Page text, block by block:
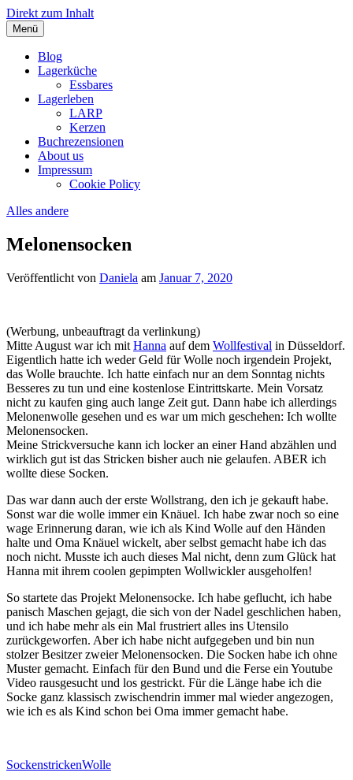
Direkt zum Inhalt
DragonDanielas Hobbyblog
Blog über LARP, Lagerküche und Lagerleben.
Menü
Blog
Lagerküche
Essbares
Lagerleben
LARP
Kerzen
Buchrezensionen
About us
Impressum
Cookie Policy
Alles andere
Melonensocken
Veröffentlicht von Daniela am Januar 7, 2020
(Werbung, unbeauftragt da verlinkung)
Mitte August war ich mit Hanna auf dem Wollfestival in Düsseldorf.
Eigentlich hatte ich weder Geld für Wolle noch irgendein Projekt,
das Wolle brauchte. Ich hatte einfach nur an dem Sonntag nichts
Besseres zu tun und eine kostenlose Eintrittskarte. Mein Vorsatz
nicht zu kaufen ging auch lange Zeit gut. Dann habe ich allerdings
Melonenwolle gesehen und es war um mich geschehen: Ich wollte
Melonensocken.
Meine Strickversuche kann ich locker an einer Hand abzählen und
wirklich gut ist das Stricken bisher auch nie gelaufen. ABER ich
wollte diese Socken.
Das war dann auch der erste Wollstrang, den ich je gekauft habe.
Sonst war die wolle immer ein Knäuel. Ich habe zwar noch so eine
wage Erinnerung daran, wie ich als Kind Wolle auf den Händen
halte und Oma Knäuel wickelt, aber selbst gemacht habe ich das
noch nicht. Musste ich auch dieses Mal nicht, denn zum Glück hat
Hanna mit ihrem coolen gepimpten Wollwickler ausgeholfen!
So startete das Projekt Melonensocke. Ich habe geflucht, ich habe
panisch Maschen gejagt, die sich von der Nadel geschlichen haben,
und ich habe mehr als ein Mal frustriert alles ins Utensilo
zurückgeworfen. Aber ich habe nicht aufgegeben und bin nun
stolzer Besitzer zweier Melonensocken. Die Socken habe ich ohne
Muster gemacht. Einfach für den Bund und die Ferse ein Youtube
Video rausgesucht und los gestrickt. Für die Länge habe ich die
Socke ganz klassisch zwischendrin immer mal wieder angezogen,
wie ich es als Kind schon bei Oma immer gemacht habe.
SockenstrickenWolle